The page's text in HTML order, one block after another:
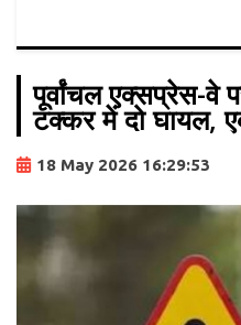
पूर्वांचल एक्सप्रेस-वे
टक्कर में दो घायल,
18 May 2026 16:29:53